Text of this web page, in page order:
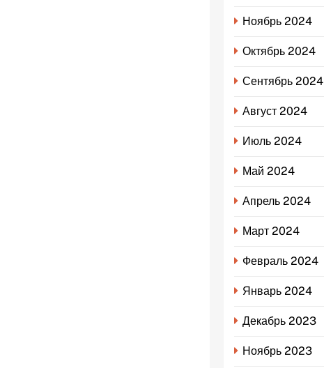
Ноябрь 2024
Октябрь 2024
Сентябрь 2024
Август 2024
Июль 2024
Май 2024
Апрель 2024
Март 2024
Февраль 2024
Январь 2024
Декабрь 2023
Ноябрь 2023